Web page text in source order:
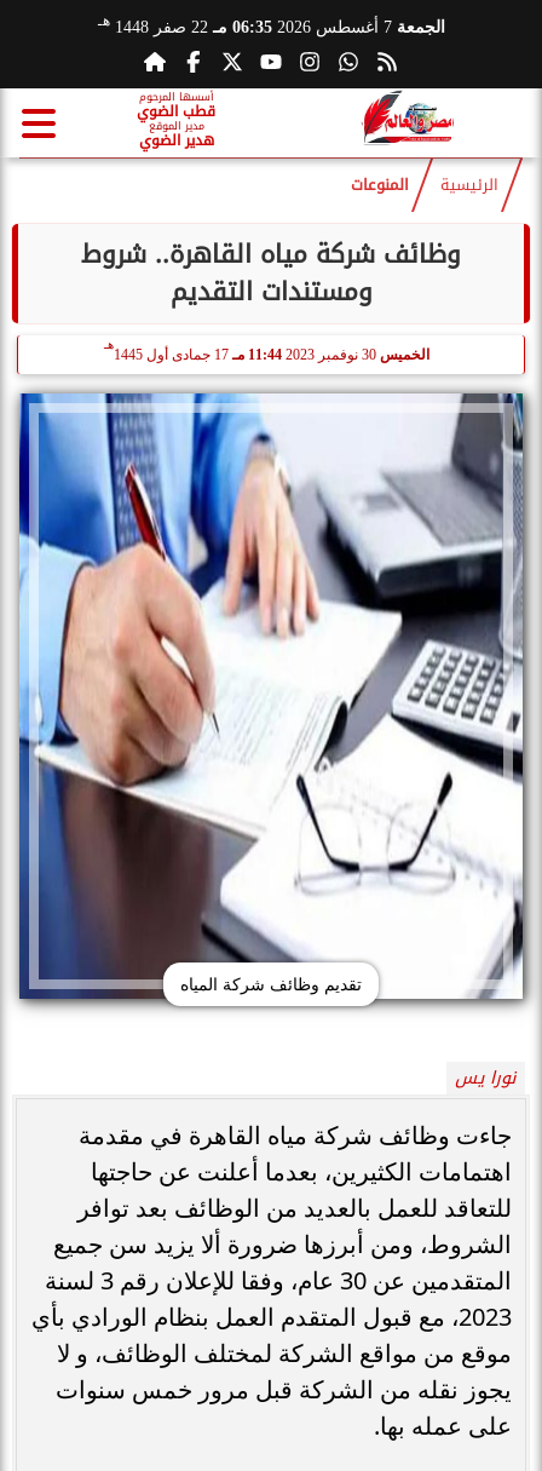
الجمعة 7 أغسطس 2026 06:35 مـ 22 صفر 1448 هـ
أسسها المرحوم
قطب الضوي
مدير الموقع
هدير الضوي
الرئيسية المنوعات
وظائف شركة مياه القاهرة.. شروط
ومستندات التقديم
الخميس 30 نوفمبر 2023 11:44 مـ 17 جمادى أول 1445
هـ
تقديم وظائف شركة المياه
نورا يس
جاءت وظائف شركة مياه القاهرة في مقدمة
اهتمامات الكثيرين، بعدما أعلنت عن حاجتها
للتعاقد للعمل بالعديد من الوظائف بعد توافر
الشروط، ومن أبرزها ضرورة ألا يزيد سن جميع
المتقدمين عن 30 عام، وفقا للإعلان رقم 3 لسنة
2023، مع قبول المتقدم العمل بنظام الورادي بأي
موقع من مواقع الشركة لمختلف الوظائف، و لا
يجوز نقله من الشركة قبل مرور خمس سنوات
على عمله بها.